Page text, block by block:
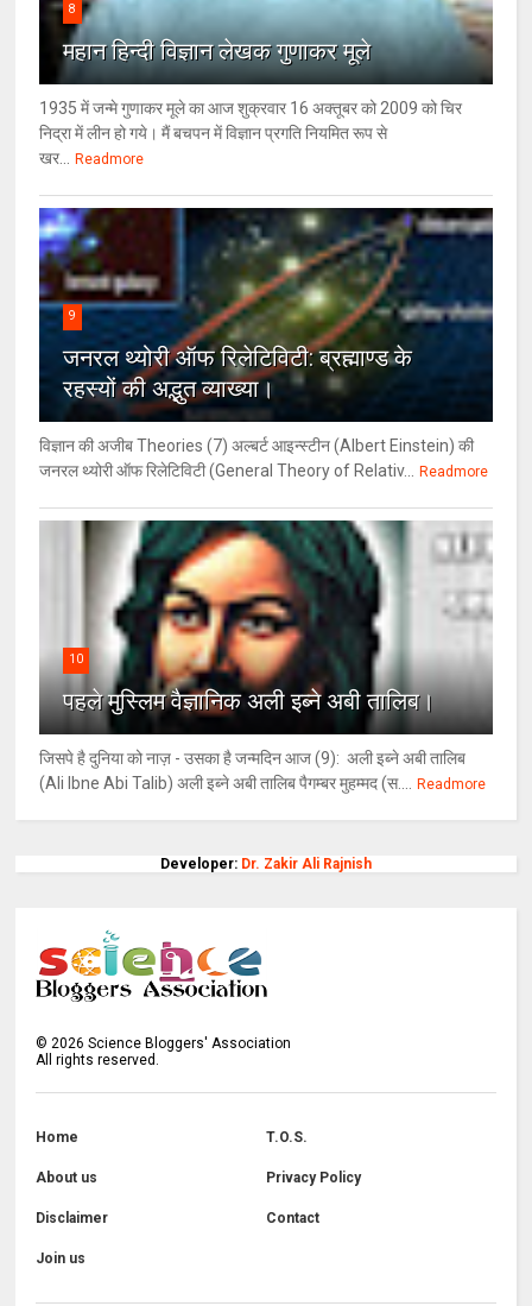
8
महान हिन्दी विज्ञान लेखक गुणाकर मूले
1935 में जन्मे गुणाकर मूले का आज शुक्रवार 16 अक्तूबर को 2009 को चिर
निद्रा में लीन हो गये। मैं बचपन में विज्ञान प्रगति नियमित रूप से
खर...
Readmore
9
जनरल थ्‍योरी ऑफ रिलेटिविटी: ब्रह्माण्‍ड के
रहस्‍यों की अद्भुत व्‍याख्‍या।
विज्ञान की अजीब Theories (7) अल्‍बर्ट आइन्स्टीन (Albert Einstein) की
जनरल थ्योरी ऑफ रिलेटिविटी (General Theory of Relativ...
Readmore
10
पहले मुस्लिम वैज्ञानिक अली इब्ने अबी तालिब।
जिसपे है दुनिया को नाज़ - उसका है जन्मदिन आज (9): अली इब्ने अबी तालिब
(Ali Ibne Abi Talib) अली इब्ने अबी तालिब पैगम्बर मुहम्मद (स....
Readmore
Developer: Dr. Zakir Ali Rajnish
© 2026 Science Bloggers' Association
All rights reserved.
Home T.O.S.
About us Privacy Policy
Disclaimer Contact
Join us